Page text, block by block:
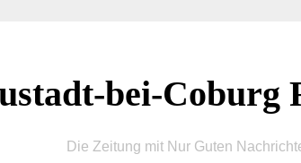
bei-Coburg
Die Zeitung mit Nur Guten